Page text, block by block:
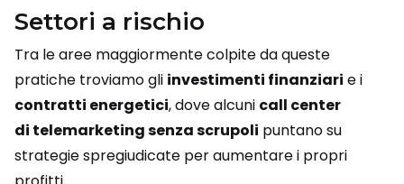
Settori a rischio
Tra le aree maggiormente colpite da queste
pratiche troviamo gli investimenti finanziari e i
contratti energetici, dove alcuni call center
di telemarketing senza scrupoli puntano su
strategie spregiudicate per aumentare i propri